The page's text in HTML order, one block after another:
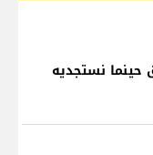
حينما نستجديه